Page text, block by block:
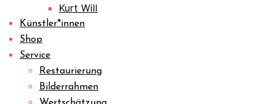
Kurt Will
Künstler*innen
Shop
Service
Restaurierung
Bilderrahmen